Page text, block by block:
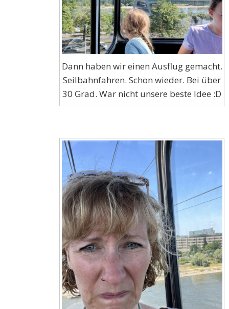
Dann haben wir einen Ausflug gemacht.
Seilbahnfahren. Schon wieder. Bei über
30 Grad. War nicht unsere beste Idee :D